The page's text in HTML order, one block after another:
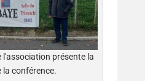
l'association présente la
la conférence.